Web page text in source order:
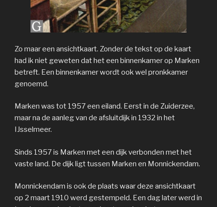
Zo maar een ansichtkaart. Zonder de tekst op de kaart
had ik niet geweten dat het een binnenkamer op Marken
betreft. Een binnenkamer wordt ook wel pronkkamer
genoemd.
Marken was tot 1957 een eiland. Eerst in de Zuiderzee,
maar na de aanleg van de afsluitdijk in 1932 in het
IJsselmeer.
Sinds 1957 is Marken met een dijk verbonden met het
vaste land. De dijk ligt tussen Marken en Monnickendam.
Monnickendam is ook de plaats waar deze ansichtkaart
op 2 maart 1910 werd gestempeld. Een dag later werd in